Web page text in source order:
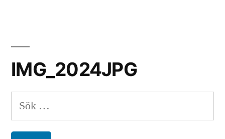
IMG_2024JPG
Sök
efter: